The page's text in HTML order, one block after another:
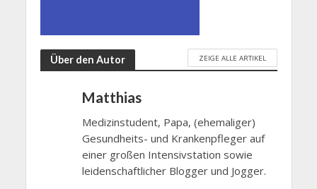
Über den Autor ZEIGE ALLE ARTIKEL
Matthias
Medizinstudent, Papa, (ehemaliger)
Gesundheits- und Krankenpfleger auf
einer großen Intensivstation sowie
leidenschaftlicher Blogger und Jogger.